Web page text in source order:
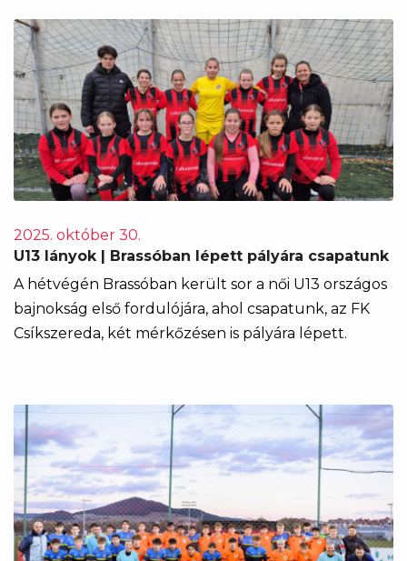
2025. október 30.
U13 lányok | Brassóban lépett pályára csapatunk
A hétvégén Brassóban került sor a női U13 országos
bajnokság első fordulójára, ahol csapatunk, az FK
Csíkszereda, két mérkőzésen is pályára lépett.